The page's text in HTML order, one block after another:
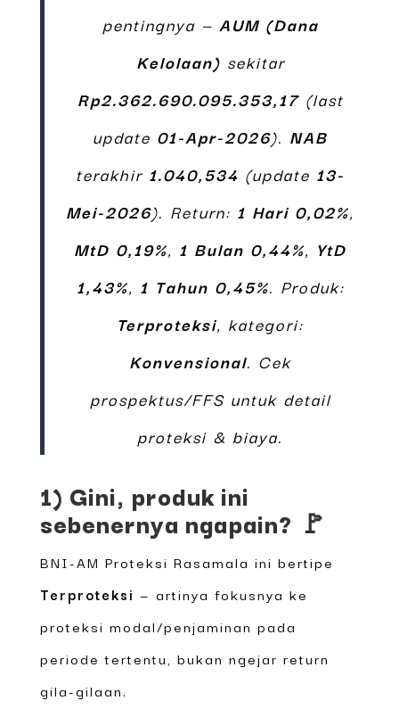
pentingnya — AUM (Dana
Kelolaan) sekitar
Rp2.362.690.095.353,17(last
update 01-Apr-2026). NAB
terakhir 1.040,534 (update 13-
Mei-2026). Return: 1 Hari 0,02%,
MtD 0,19%, 1 Bulan 0,44%, YtD
1,43%, 1 Tahun 0,45%. Produk:
Terproteksi, kategori:
Konvensional. Cek
prospektus/FFS untuk detail
proteksi & biaya.
1) Gini, produk ini
sebenernya ngapain? 🚩
BNI-AM Proteksi Rasamala ini bertipe
Terproteksi — artinya fokusnya ke
proteksi modal/penjaminan pada
periode tertentu, bukan ngejar return
gila-gilaan.